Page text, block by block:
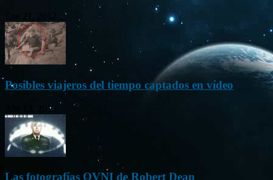
Posibles viajeros del tiempo captados en vídeo
Abr 13, 2013
Las fotografías OVNI de Robert Dean